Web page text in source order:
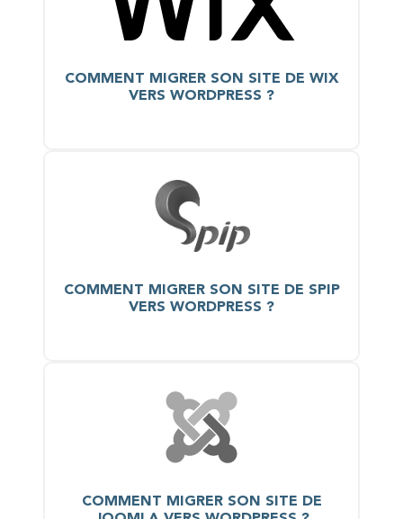
COMMENT MIGRER SON SITE DE WIX
VERS WORDPRESS ?
COMMENT MIGRER SON SITE DE SPIP
VERS WORDPRESS ?
COMMENT MIGRER SON SITE DE